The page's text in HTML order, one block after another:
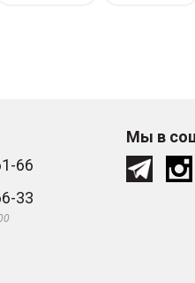
66
33
Мы в